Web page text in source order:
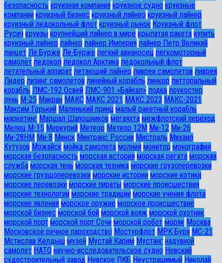
безопасность круизная компания круизное судно круизные
компании круизный бизнес круизный лайнео круизный лайнер
круизный ледокольный флот круизный рынок Круизный флот
Русич круизы крупнейший лайнер в мире крылатая ракета купить
круизный лайнер лайнер лайнер Империя лайнер Петр Великий
ланцет Ле Бурже Ле-Бурже легкий авианосец легкомоторный
самолет ледокол ледокол Арктика ледокольный флот
летательный аппарат летающий лайнер ливреи самолетов ливрея
Лидер лизинг самолетов линейный корабль линкор литторальный
корабль ЛМС-192 Освей ЛМС-901 «Байкал» лодка лоукостер
лунь М-25 Макран МАКС МАКС 2021 МАКС 2023 МАКС-2021
Максим Горький Маленький принц малый ракетный корабль
маркетинг Маршал Шапошников мегаяхта межфлотский переход
Мелец М-15 Меркурий Метеор Метеор 12М Ми-12 Ми-26
Ми-28HM Ми-8 Минск Минтранс России Мистраль Михаил
Кутузов Можайск мойка самолета молния монитор монография
морская безопасность морская история морская регата морская
служба морская тень морская техника морские грузоперевозки
морские грузщоперевозки морские истории морские котики
морские перевозки морские пираты морские происшествия
морские технологии морские традиции морские учения флота
морские явления морское оружие морское происшествие
морской бизнес морской бой морской вояж морской охотник
морской порт морской порт Сочи морской робот моряк Москва
Московское речное пароходство Мостурфлот МРК Буря МС-21
Мстислав Келдыш музей Мустай Карим Мустанг надувной
самолет НАТО научно-исследовательское судно Невский
судостроительный завод Невское ПКБ Неустрашимый Николай